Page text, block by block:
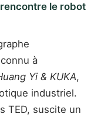
le robot
à
Yi & KUKA,
industriel.
TED, suscite un